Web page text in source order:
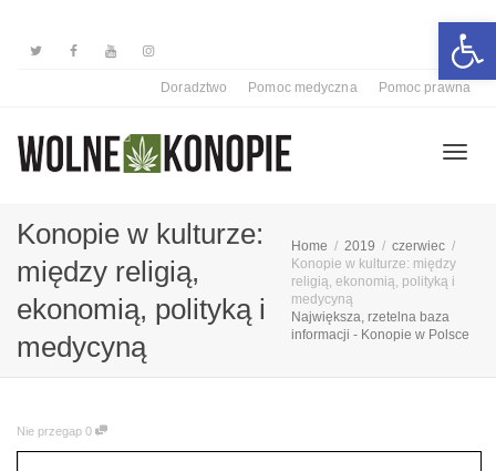
Doradztwo Pomoc medyczna Pomoc prawna
Konopie w kulturze:
między religią,
ekonomią, polityką i
medycyną
Home 2019
czerwiec
Konopie w kulturze: między
religią, ekonomią, polityką i
medycyną
Największa, rzetelna baza
informacji - Konopie w Polsce
Nie przegap 0